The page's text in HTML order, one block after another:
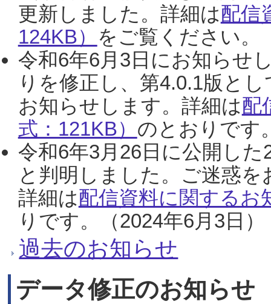
更新しました。詳細は配信
124KB） をご覧ください。
令和6年6月3日にお知らせ
りを修正し、第4.0.1版と
お知らせします。詳細は配
式：121KB） のとおりです
令和6年3月26日に公開し
と判明しました。ご迷惑
詳細は配信資料に関するお
りです。（2024年6月3日）
過去のお知らせ
データ修正のお知らせ